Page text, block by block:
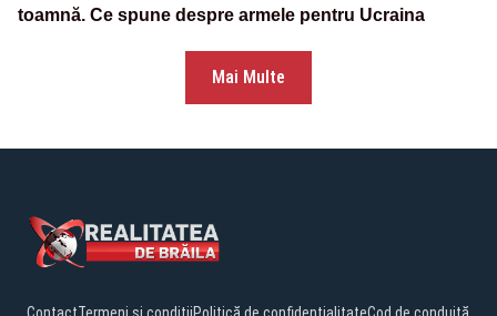
toamnă. Ce spune despre armele pentru Ucraina
Mai Multe